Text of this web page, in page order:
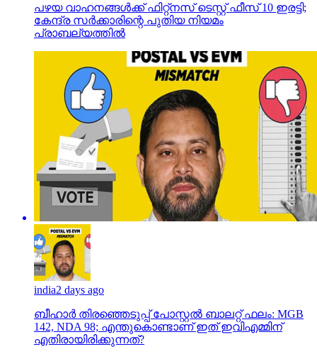
പഴയ വാഹനങ്ങള്‍ക്ക് ഫിറ്റ്‌നസ് ടെസ്റ്റ് ഫീസ് 10 ഇരട്ടി;
കേന്ദ്ര സര്‍ക്കാരിന്റെ പുതിയ നിയമം
പ്രാബല്യത്തില്‍
india2 days ago
ബീഹാർ തിരഞ്ഞെടുപ്പ് പോസ്റ്റൽ ബാലറ്റ് ഫലം: MGB
142, NDA 98; എന്തുകൊണ്ടാണ് ഇത് ഇവിഎമ്മിന്
എതിരായിരിക്കുന്നത്?